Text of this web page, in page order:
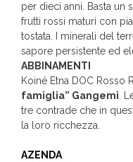
per dieci anni. Basta
frutti rossi maturi con
tostata. I minerali del
sapore persistente ed
ABBINAMENTI
Koiné Etna DOC Rosso
famiglia” Gangemi.
tre contrade che in
la loro ricchezza.
AZENDA